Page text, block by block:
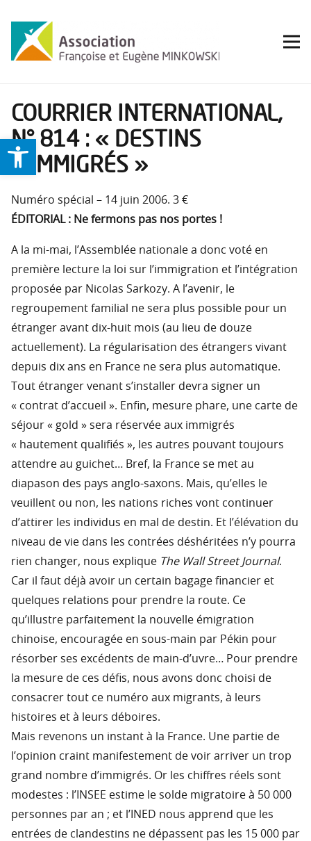
Ouvrir la barre d’outils
COURRIER INTERNATIONAL,
N° 814 : « DESTINS
D’IMMIGRÉS »
Numéro spécial – 14 juin 2006. 3 €
ÉDITORIAL : Ne fermons pas nos portes !
A la mi-mai, l’Assemblée nationale a donc voté en
première lecture la loi sur l’immigration et l’intégration
proposée par Nicolas Sarkozy. A l’avenir, le
regroupement familial ne sera plus possible pour un
étranger avant dix-huit mois (au lieu de douze
actuellement). La régularisation des étrangers vivant
depuis dix ans en France ne sera plus automatique.
Tout étranger venant s’installer devra signer un
« contrat d’accueil ». Enfin, mesure phare, une carte de
séjour « gold » sera réservée aux immigrés
« hautement qualifiés », les autres pouvant toujours
attendre au guichet… Bref, la France se met au
diapason des pays anglo-saxons. Mais, qu’elles le
veuillent ou non, les nations riches vont continuer
d’attirer les individus en mal de destin. Et l’élévation du
niveau de vie dans les contrées déshéritées n’y pourra
rien changer, nous explique The Wall Street Journal.
Car il faut déjà avoir un certain bagage financier et
quelques relations pour prendre la route. Ce
qu’illustre parfaitement la nouvelle émigration
chinoise, encouragée en sous-main par Pékin pour
résorber ses excédents de main-d’uvre… Pour prendre
la mesure de ces défis, nous avons donc choisi de
consacrer tout ce numéro aux migrants, à leurs
histoires et à leurs déboires.
Mais revenons un instant à la France. Une partie de
l’opinion craint manifestement de voir arriver un trop
grand nombre d’immigrés. Or les chiffres réels sont
modestes : l’INSEE estime le solde migratoire à 50 000
personnes par an ; et l’INED nous apprend que les
entrées de clandestins ne dépassent pas les 15 000 par